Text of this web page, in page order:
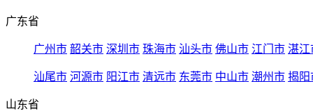
广东省
广州市 韶关市 深圳市 珠海市 汕头市 佛山市 江门市 湛江
汕尾市 河源市 阳江市 清远市 东莞市 中山市 潮州市 揭阳
山东省